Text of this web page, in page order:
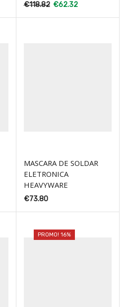
€118.82 €62.32
MASCARA DE SOLDAR
ELETRONICA
HEAVYWARE
€73.80
PROMO! 16%